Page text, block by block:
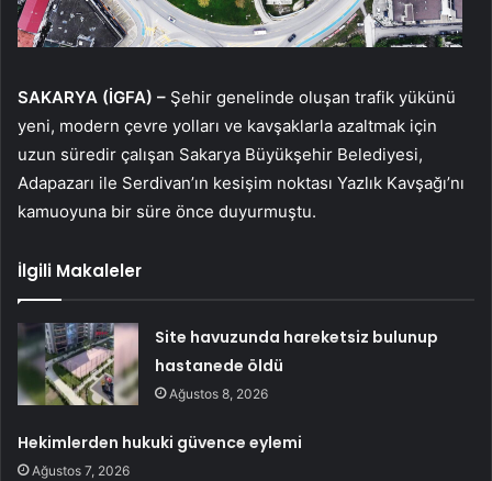
SAKARYA (İGFA) – Şehir genelinde oluşan trafik yükünü
yeni, modern çevre yolları ve kavşaklarla azaltmak için
uzun süredir çalışan Sakarya Büyükşehir Belediyesi,
Adapazarı ile Serdivan’ın kesişim noktası Yazlık Kavşağı’nı
kamuoyuna bir süre önce duyurmuştu.
İlgili Makaleler
Site havuzunda hareketsiz bulunup
hastanede öldü
Ağustos 8, 2026
Hekimlerden hukuki güvence eylemi
Ağustos 7, 2026